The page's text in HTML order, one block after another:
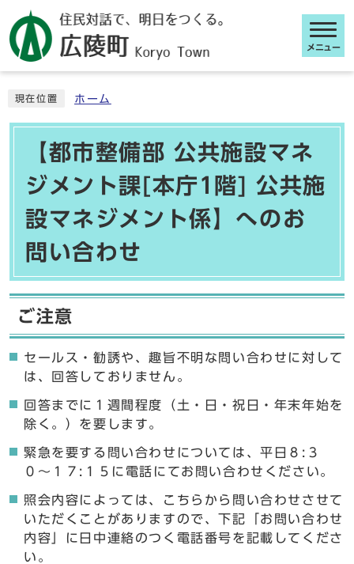
メニュー
現在位置 ホーム
【都市整備部 公共施設マネ
ジメント課[本庁1階] 公共施
設マネジメント係】へのお
問い合わせ
ご注意
セールス・勧誘や、趣旨不明な問い合わせに対して
は、回答しておりません。
回答までに１週間程度（土・日・祝日・年末年始を
除く。）を要します。
緊急を要する問い合わせについては、平日８:３
０〜１７:１５に電話にてお問い合わせください。
照会内容によっては、こちらから問い合わせさせて
いただくことがありますので、下記「お問い合わせ
内容」に日中連絡のつく電話番号を記載してくださ
い。